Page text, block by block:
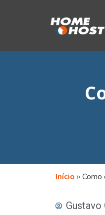
Início » Como
Gustavo